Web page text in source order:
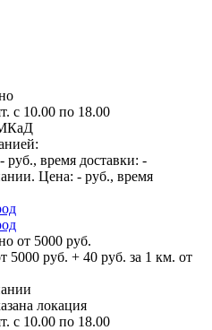
с 10.00 по 18.00
МКаД
- руб., время доставки: -
Цена: - руб., время
от 5000 руб.
5000 руб. + 40 руб. за 1 км. от
локация
с 10.00 по 18.00